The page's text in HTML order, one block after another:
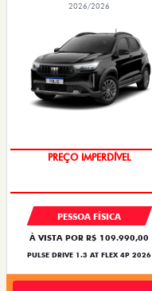
2026/2026
O SUV AUTOMÁTICO MAIS
PESSOA FÍSICA
À VISTA POR R$ 109.990,00
PULSE DRIVE 1.3 AT FLEX 4P 2026